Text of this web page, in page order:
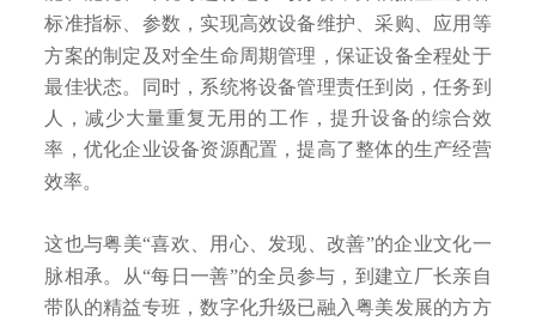
标准指标、参数，实现高效设备维护、采购、应用等
方案的制定及对全生命周期管理，保证设备全程处于
最佳状态。同时，系统将设备管理责任到岗，任务到
人，减少大量重复无用的工作，提升设备的综合效
率，优化企业设备资源配置，提高了整体的生产经营
效率。
这也与粤美“喜欢、用心、发现、改善”的企业文化一
脉相承。从“每日一善”的全员参与，到建立厂长亲自
带队的精益专班，数字化升级已融入粤美发展的方方